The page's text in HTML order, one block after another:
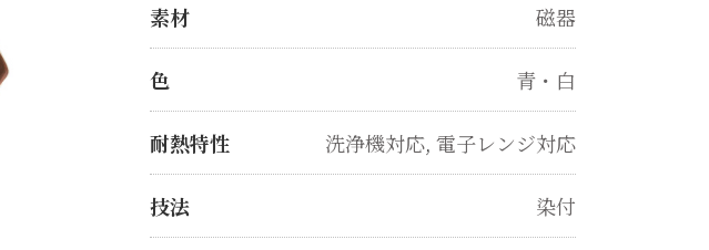
素材 磁器
色 青・白
耐熱特性 洗浄機対応, 電子レンジ対応
技法 染付